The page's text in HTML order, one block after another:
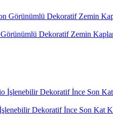
Dekoratif Zemin
Dekoratif İnce Son Kat